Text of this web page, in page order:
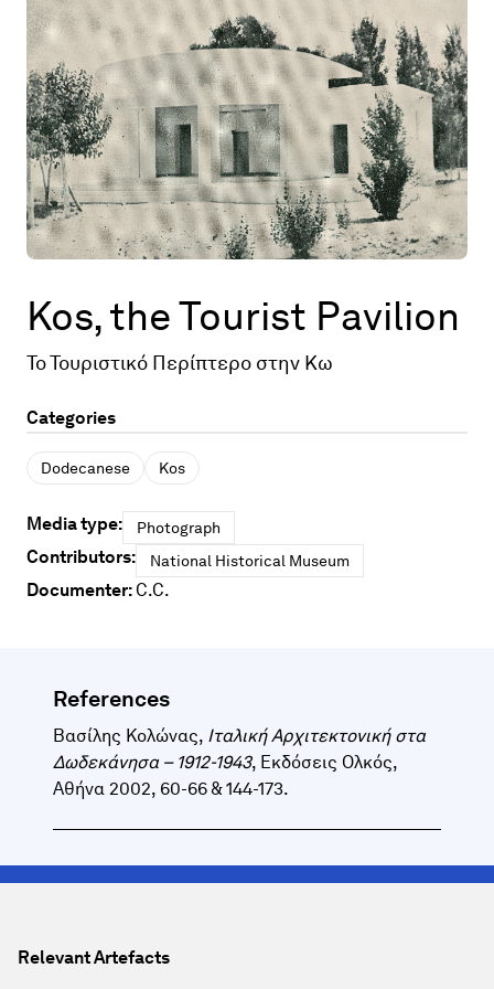
Map
Contributors
About
Kos, the Tourist Pavilion
Το Τουριστικό Περίπτερο στην Κω
Categories
Dodecanese Kos
Media type: Photograph
Contributors: National Historical Museum
Documenter: C.C.
References
Βασίλης Κολώνας, Ιταλική Αρχιτεκτονική στα
Δωδεκάνησα – 1912-1943, Εκδόσεις Ολκός,
Αθήνα 2002, 60-66 & 144-173.
Relevant Artefacts